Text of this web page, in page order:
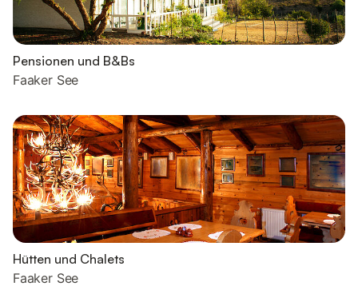
Pensionen und B&Bs
Faaker See
Hütten und Chalets
Faaker See